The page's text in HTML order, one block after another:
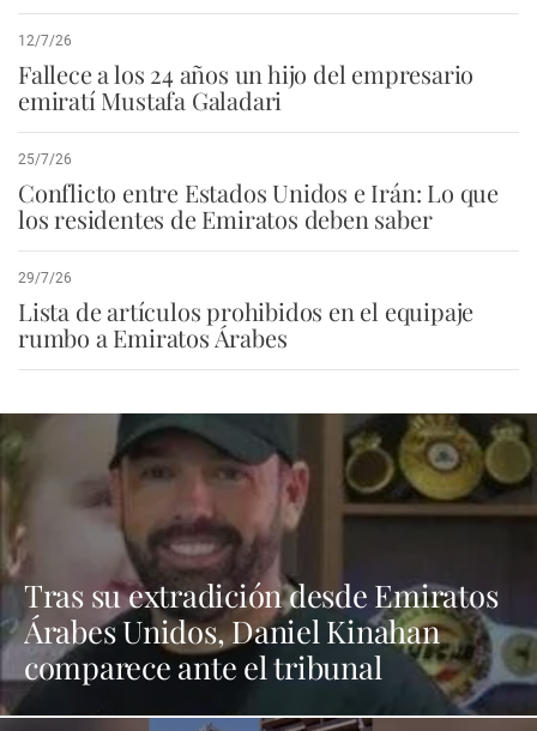
12/7/26
Fallece a los 24 años un hijo del empresario
emiratí Mustafa Galadari
25/7/26
Conflicto entre Estados Unidos e Irán: Lo que
los residentes de Emiratos deben saber
29/7/26
Lista de artículos prohibidos en el equipaje
rumbo a Emiratos Árabes
Tras su extradición desde Emiratos
Árabes Unidos, Daniel Kinahan
comparece ante el tribunal